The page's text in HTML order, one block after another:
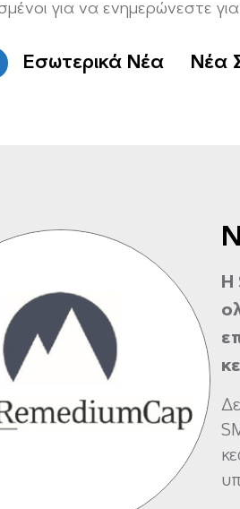
για να ενημερώνεστε
Εσωτερικά Νέα Νέα
Η